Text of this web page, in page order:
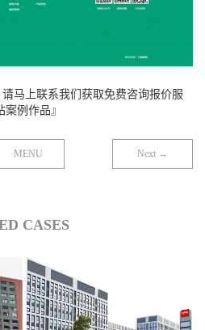
马上联系我们获取免费咨询报价服
例作品』
MENU Next →
CASES